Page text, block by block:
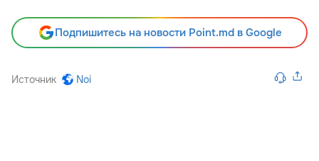
Подпишитесь на новости Point.md в Google
Источник Noi